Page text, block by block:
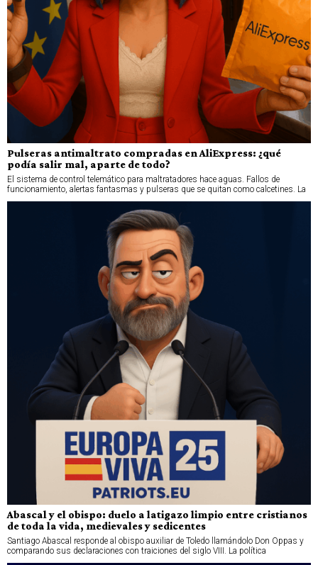
Pulseras antimaltrato compradas en AliExpress: ¿qué
podía salir mal, aparte de todo?
El sistema de control telemático para maltratadores hace aguas. Fallos de
funcionamiento, alertas fantasmas y pulseras que se quitan como calcetines. La
Abascal y el obispo: duelo a latigazo limpio entre cristianos
de toda la vida, medievales y sedicentes
Santiago Abascal responde al obispo auxiliar de Toledo llamándolo Don Oppas y
comparando sus declaraciones con traiciones del siglo VIII. La política